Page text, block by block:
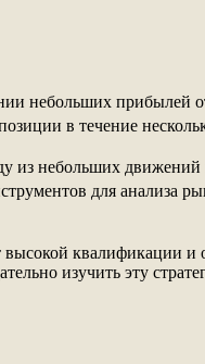
небольших
в течение
небольших
для анализа
высокой
изучить эту